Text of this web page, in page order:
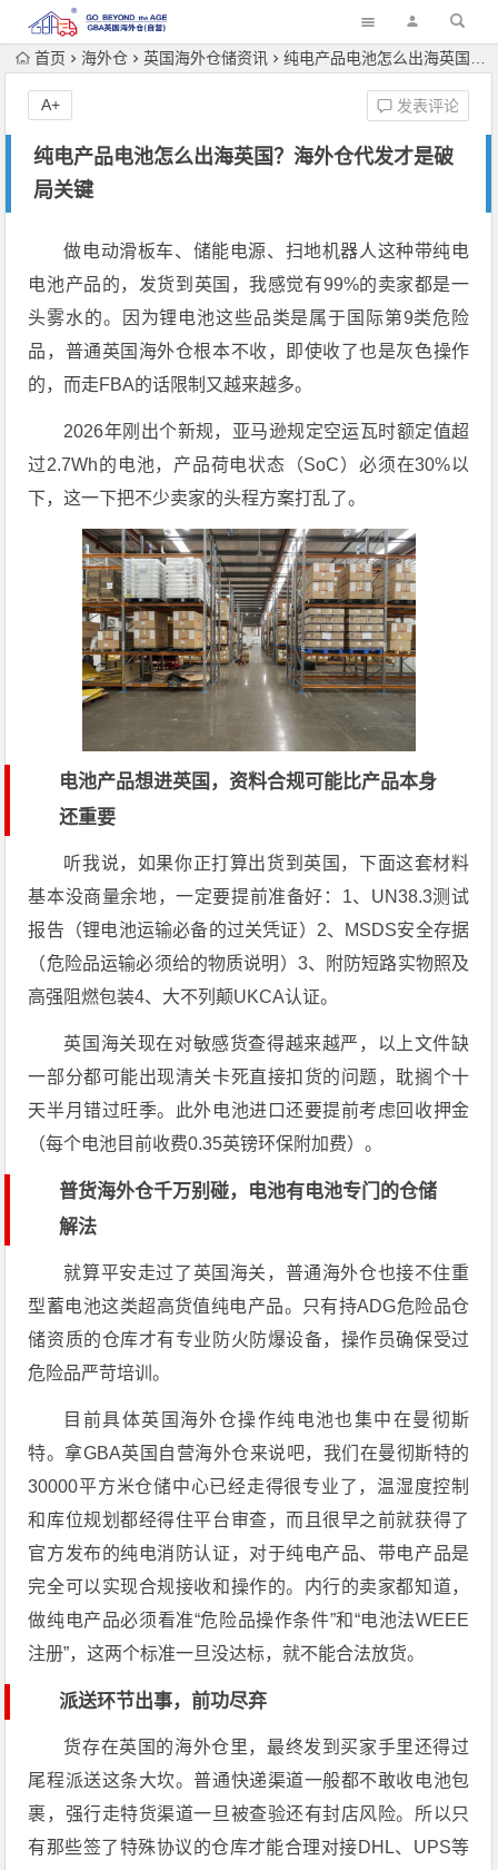
首页 海外仓 英国海外仓储资讯 纯电产品电池怎么出海英国？海外仓代发才是破局关键
纯电产品电池怎么出海英国？海外仓代发才是破
局关键
发表评论
A+
做电动滑板车、储能电源、扫地机器人这种带纯电
电池产品的，发货到英国，我感觉有99%的卖家都是一
头雾水的。因为锂电池这些品类是属于国际第9类危险
品，普通英国海外仓根本不收，即使收了也是灰色操作
的，而走FBA的话限制又越来越多。
2026年刚出个新规，亚马逊规定空运瓦时额定值超
过2.7Wh的电池，产品荷电状态（SoC）必须在30%以
下，这一下把不少卖家的头程方案打乱了。
电池产品想进英国，资料合规可能比产品本身
还重要
听我说，如果你正打算出货到英国，下面这套材料
基本没商量余地，一定要提前准备好：1、UN38.3测试
报告（锂电池运输必备的过关凭证）2、MSDS安全存据
（危险品运输必须给的物质说明）3、附防短路实物照及
高强阻燃包装4、大不列颠UKCA认证。
英国海关现在对敏感货查得越来越严，以上文件缺
一部分都可能出现清关卡死直接扣货的问题，耽搁个十
天半月错过旺季。此外电池进口还要提前考虑回收押金
（每个电池目前收费0.35英镑环保附加费）。
普货海外仓千万别碰，电池有电池专门的仓储
解法
就算平安走过了英国海关，普通海外仓也接不住重
型蓄电池这类超高货值纯电产品。只有持ADG危险品仓
储资质的仓库才有专业防火防爆设备，操作员确保受过
危险品严苛培训。
目前具体英国海外仓操作纯电池也集中在曼彻斯
特。拿GBA英国自营海外仓来说吧，我们在曼彻斯特的
30000平方米仓储中心已经走得很专业了，温湿度控制
和库位规划都经得住平台审查，而且很早之前就获得了
官方发布的纯电消防认证，对于纯电产品、带电产品是
完全可以实现合规接收和操作的。内行的卖家都知道，
做纯电产品必须看准“危险品操作条件”和“电池法WEEE
注册”，这两个标准一旦没达标，就不能合法放货。
派送环节出事，前功尽弃
货存在英国的海外仓里，最终发到买家手里还得过
尾程派送这条大坎。普通快递渠道一般都不敢收电池包
裹，强行走特货渠道一旦被查验还有封店风险。所以只
有那些签了特殊协议的仓库才能合理对接DHL、UPS等